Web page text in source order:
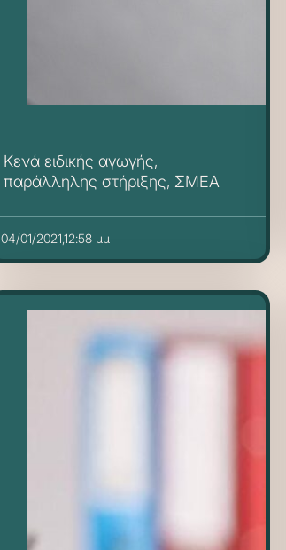
Κενά ειδικής αγωγής,
παράλληλης στήριξης, ΣΜΕΑ
04/01/2021,12:58 μμ